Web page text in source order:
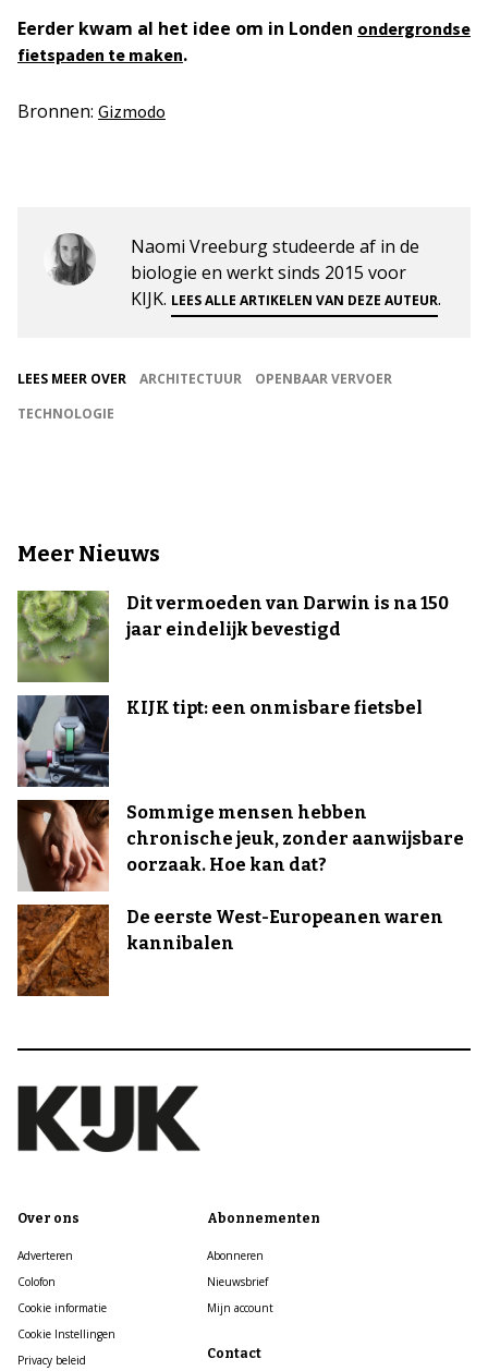
Eerder kwam al het idee om in Londen ondergrondse
fietspaden te maken.
Bronnen: Gizmodo
Naomi Vreeburg studeerde af in de
biologie en werkt sinds 2015 voor
KIJK. LEES ALLE ARTIKELEN VAN DEZE AUTEUR.
LEES MEER OVER ARCHITECTUUR
OPENBAAR VERVOER
TECHNOLOGIE
Meer Nieuws
Dit vermoeden van Darwin is na 150
jaar eindelijk bevestigd
KIJK tipt: een onmisbare fietsbel
Sommige mensen hebben
chronische jeuk, zonder aanwijsbare
oorzaak. Hoe kan dat?
De eerste West-Europeanen waren
kannibalen
Over ons
Adverteren
Colofon
Cookie informatie
Cookie Instellingen
Privacy beleid
Abonnementen
Abonneren
Nieuwsbrief
Mijn account
Contact